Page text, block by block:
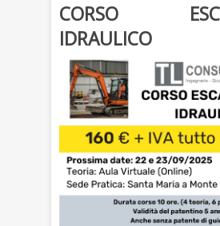
CORSO
IDRAULICO